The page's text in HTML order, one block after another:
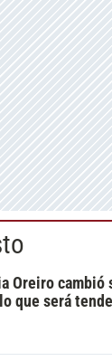
Oreiro
que será